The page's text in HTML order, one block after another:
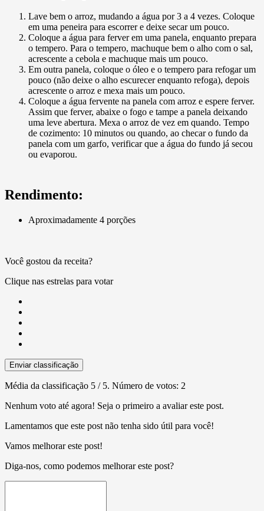
Lave bem o arroz, mudando a água por 3 a 4 vezes. Coloque
em uma peneira para escorrer e deixe secar um pouco.
Coloque a água para ferver em uma panela, enquanto prepara
o tempero. Para o tempero, machuque bem o alho com o sal,
acrescente a cebola e machuque mais um pouco.
Em outra panela, coloque o óleo e o tempero para refogar um
pouco (não deixe o alho escurecer enquanto refoga), depois
acrescente o arroz e mexa mais um pouco.
Coloque a água fervente na panela com arroz e espere ferver.
Assim que ferver, abaixe o fogo e tampe a panela deixando
uma leve abertura. Mexa o arroz de vez em quando. Tempo
de cozimento: 10 minutos ou quando, ao checar o fundo da
panela com um garfo, verificar que a água do fundo já secou
ou evaporou.
Rendimento:
Aproximadamente 4 porções
Você gostou da receita?
Clique nas estrelas para votar
Enviar classificação
Média da classificação 5 / 5. Número de votos: 2
Nenhum voto até agora! Seja o primeiro a avaliar este post.
Lamentamos que este post não tenha sido útil para você!
Vamos melhorar este post!
Diga-nos, como podemos melhorar este post?